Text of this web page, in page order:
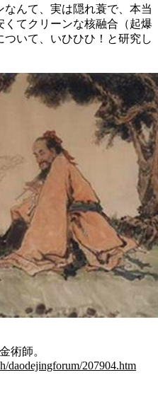
んて、実は隠れ蓑で、本当
てクリーンな核融合（起爆
いて、いひひひ！と研究し
術師。
daodejingforum/207904.htm